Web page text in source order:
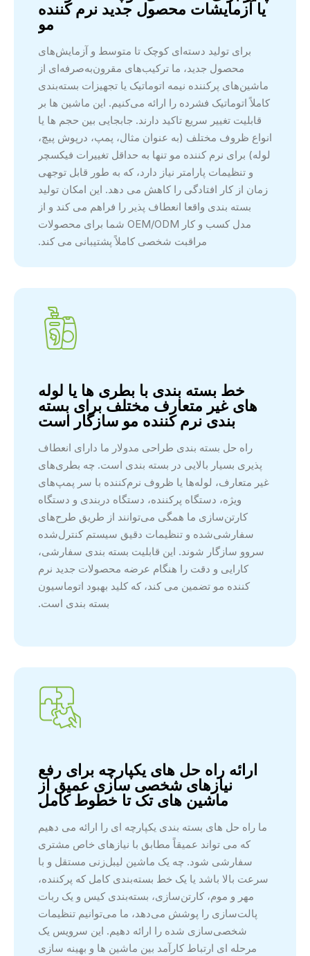
​​یا آزمایشات محصول جدید نرم کننده
مو
برای تولید دسته‌ای کوچک تا متوسط ​​و آزمایش‌های
محصول جدید، ما ترکیب‌های مقرون‌به‌صرفه‌ای از
ماشین‌های پرکننده نیمه اتوماتیک یا تجهیزات بسته‌بندی
کاملاً اتوماتیک فشرده را ارائه می‌کنیم. این ماشین ها بر
قابلیت تغییر سریع تاکید دارند. جابجایی بین حجم ها یا
انواع ظروف مختلف (به عنوان مثال، پمپ، درپوش پیچ،
لوله) برای نرم کننده مو تنها به حداقل تغییرات فیکسچر
و تنظیمات پارامتر نیاز دارد، که به طور قابل توجهی
زمان از کار افتادگی را کاهش می دهد. این امکان تولید
بسته بندی واقعا انعطاف پذیر را فراهم می کند و از
مدل کسب و کار OEM/ODM شما برای محصولات
مراقبت شخصی کاملاً پشتیبانی می کند.
خط بسته بندی با بطری ها یا لوله
های غیر متعارف مختلف برای بسته
بندی نرم کننده مو سازگار است
راه حل بسته بندی طراحی مدولار ما دارای انعطاف
پذیری بسیار بالایی در بسته بندی است. چه بطری‌های
غیر متعارف، لوله‌ها یا ظروف نرم‌کننده با سر پمپ‌های
ویژه، دستگاه پرکننده، دستگاه دربندی و دستگاه
کارتن‌سازی ما همگی می‌توانند از طریق طرح‌های
سفارشی‌شده و تنظیمات دقیق سیستم کنترل‌شده
سروو سازگار شوند. این قابلیت بسته بندی سفارشی،
کارایی و دقت را هنگام عرضه محصولات جدید نرم
کننده مو تضمین می کند، که کلید بهبود اتوماسیون
بسته بندی است.
ارائه راه حل های یکپارچه برای رفع
نیازهای شخصی سازی عمیق از
ماشین های تک تا خطوط کامل
ما راه حل های بسته بندی یکپارچه ای را ارائه می دهیم
که می تواند عمیقاً مطابق با نیازهای خاص مشتری
سفارشی شود. چه یک ماشین لیبل‌زنی مستقل و با
سرعت بالا باشد یا یک خط بسته‌بندی کامل که پرکننده،
مهر و موم، کارتن‌سازی، بسته‌بندی کیس و یک ربات
پالت‌سازی را پوشش می‌دهد، ما می‌توانیم تنظیمات
شخصی‌سازی شده را ارائه دهیم. این سرویس یک
مرحله ای ارتباط کارآمد بین ماشین ها و بهینه سازی